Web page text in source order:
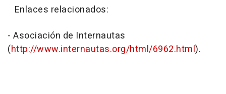
Enlaces relacionados:
- Asociación de Internautas
(http://www.internautas.org/html/6962.html).